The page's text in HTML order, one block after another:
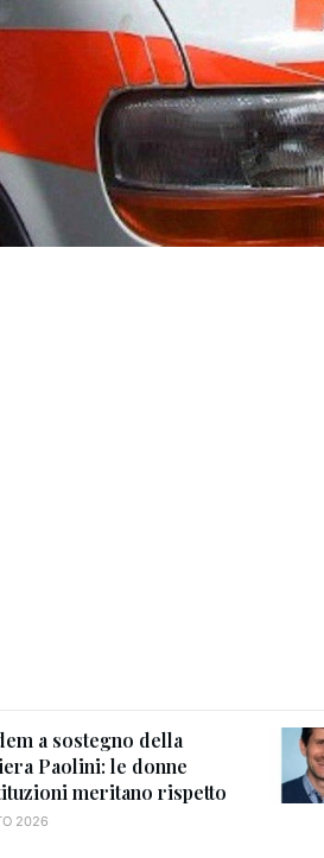
a sostegno della
Paolini: le donne
meritano rispetto
2026